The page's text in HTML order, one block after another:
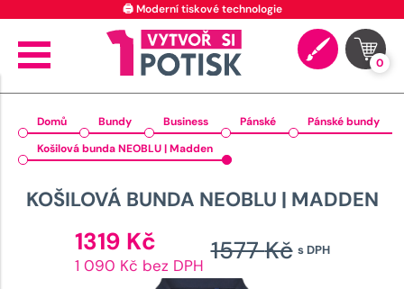
0
Domů Bundy Business Pánské
Pánské bundy
Košilová bunda NEOBLU | Madden
KOŠILOVÁ BUNDA NEOBLU | MADDEN
s DPH
1577Kč
1319 Kč cena
je:
1 090 Kč bez DPH